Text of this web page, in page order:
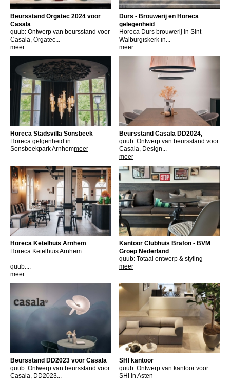
Beursstand Orgatec 2024 voor
Casala
quub: Ontwerp van beursstand voor
Casala, Orgatec...
meer
Durs - Brouwerij en Horeca
gelegenheid
Horeca Durs brouwerij in Sint
Walburgiskerk in...
meer
Horeca Stadsvilla Sonsbeek
Horeca gelgenheid in
Sonsbeekpark Arnhemmeer
Beursstand Casala DD2024,
quub: Ontwerp van beursstand voor
Casala, Design...
meer
Horeca Ketelhuis Arnhem
Horeca Ketelhuis Arnhem
quub:...
meer
Kantoor Clubhuis Brafon - BVM
Groep Nederland
quub: Totaal ontwerp & styling
meer
Beursstand DD2023 voor Casala
quub: Ontwerp van beursstand voor
Casala, DD2023...
SHI kantoor
quub: Ontwerp van kantoor voor
SHI in Asten